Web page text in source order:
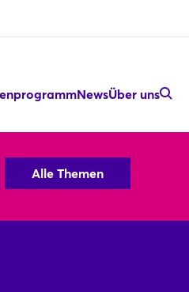
NewsÜber uns
Alle Themen